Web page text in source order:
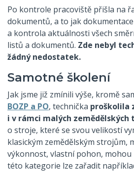
Po kontrole pracoviště přišla na
dokumentů, a to jak dokumentace
a kontrola aktuálnosti všech
listů a dokumentů. Zde nebyl
žádný nedostatek.
Samotné školení
Jak jsme již zmínili výše, kromě
BOZP a PO, technička proškolila
i v rámci malých zemědělských
o stroje, které se svou velikostí
klasickým zemědělským strojům,
výkonnost, vlastní pohon, mohou
této kategorie lze zařadit